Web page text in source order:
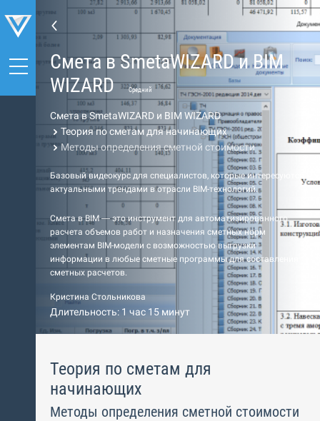
Cмета в SmetaWIZARD и BIM
WIZARD
Средний
Cмета в SmetaWIZARD и BIM WIZARD
Теория по сметам для начинающих
Методы определения сметной стоимости
Базовый видеокурс для специалистов, которые интересуются
актуальными трендами в отрасли BIM-технологий.
Cмета в BIM — это инструмент для автоматизированного
расчета объемов работ и назначения сметных норм
элементам BIM-модели с возможностью выгрузки
информации в любые сметные программы для составления
сметных расчетов.
Кристина Стольникова
Длительность: 1 час 15 минут
Теория по сметам для
начинающих
Методы определения сметной стоимости